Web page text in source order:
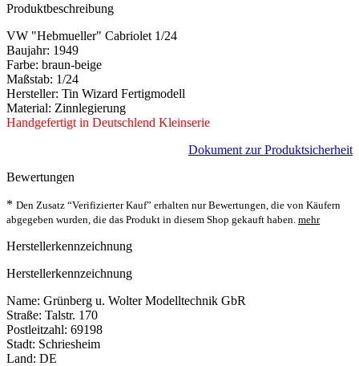
Produktbeschreibung
VW "Hebmueller" Cabriolet 1/24
Baujahr: 1949
Farbe: braun-beige
Maßstab: 1/24
Hersteller: Tin Wizard Fertigmodell
Material: Zinnlegierung
Handgefertigt in Deutschlend Kleinserie
Dokument zur Produktsicherheit
Bewertungen
* Den Zusatz “Verifizierter Kauf” erhalten nur Bewertungen, die von Käufern
abgegeben wurden, die das Produkt in diesem Shop gekauft haben. mehr
Herstellerkennzeichnung
Herstellerkennzeichnung
Name: Grünberg u. Wolter Modelltechnik GbR
Straße: Talstr. 170
Postleitzahl: 69198
Stadt: Schriesheim
Land: DE